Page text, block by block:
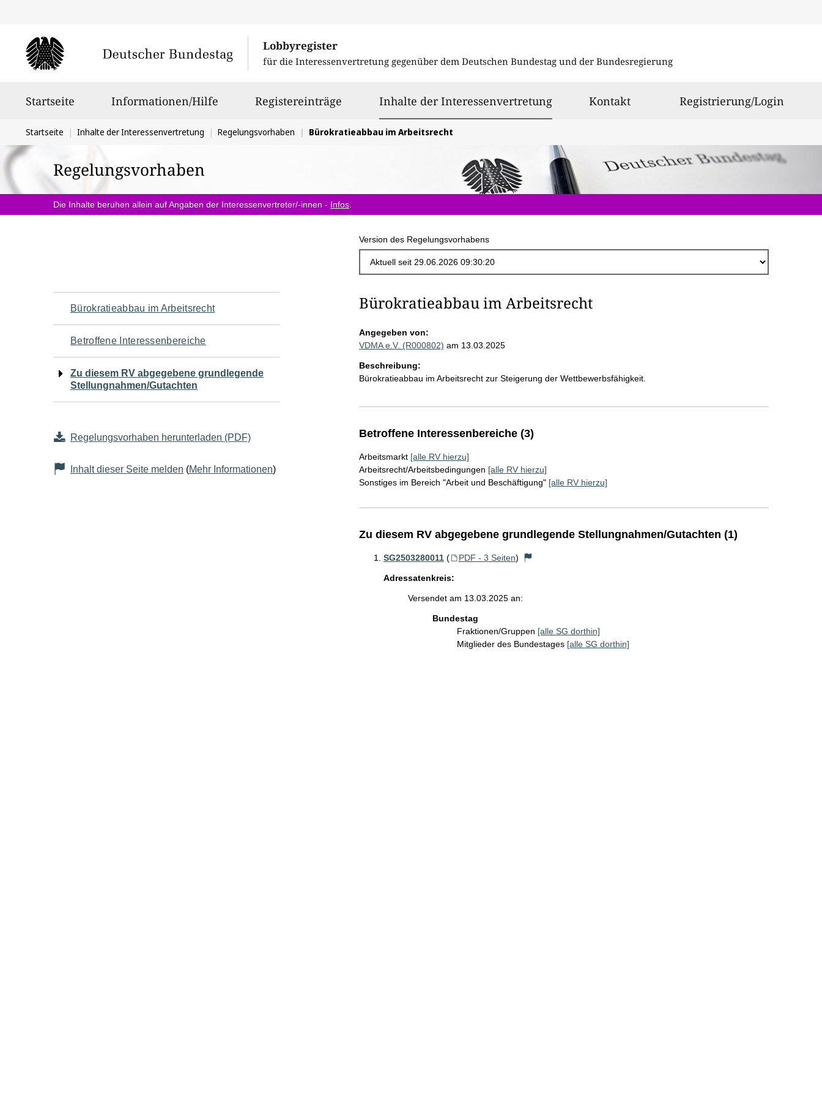
Lobbyregister
für die Interessenvertretung gegenüber dem Deutschen Bundestag und der Bundesregierung
Startseite Informationen/Hilfe Registereinträge Inhalte der Interessenvertretungausgewählt
Kontakt Registrierung/Login
Sie
befinden
sich
hier:
Startseite Inhalte der Interessenvertretung Regelungsvorhaben Bürokratieabbau im Arbeitsrecht
Regelungsvorhaben
Die Inhalte beruhen allein auf Angaben der Interessenvertreter/-innen - Infos
Version des Regelungsvorhabens
Navigation
für
den
Seiteninhalt
Bürokratieabbau im Arbeitsrecht
Betroffene Interessenbereiche
Zu diesem RV abgegebene grundlegende
Stellungnahmen/Gutachten
Regelungsvorhaben herunterladen (PDF)
Inhalt dieser Seite melden (Mehr Informationen)
Bürokratieabbau im Arbeitsrecht
Angegeben von:
VDMA e.V. (R000802) am 13.03.2025
Beschreibung:
Bürokratieabbau im Arbeitsrecht zur Steigerung der Wettbewerbsfähigkeit.
Betroffene Interessenbereiche (3)
Arbeitsmarkt [alle RV hierzu]
Arbeitsrecht/Arbeitsbedingungen [alle RV hierzu]
Sonstiges im Bereich "Arbeit und Beschäftigung" [alle RV hierzu]
Zu diesem RV abgegebene grundlegende Stellungnahmen/Gutachten (1)
SG2503280011 ( PDF - 3 Seiten)
Adressatenkreis:
Versendet am 13.03.2025 an:
Bundestag
Fraktionen/Gruppen [alle SG dorthin]
Mitglieder des Bundestages [alle SG dorthin]